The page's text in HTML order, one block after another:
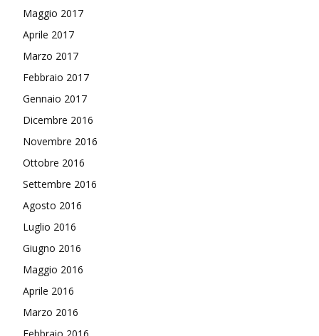
Maggio 2017
Aprile 2017
Marzo 2017
Febbraio 2017
Gennaio 2017
Dicembre 2016
Novembre 2016
Ottobre 2016
Settembre 2016
Agosto 2016
Luglio 2016
Giugno 2016
Maggio 2016
Aprile 2016
Marzo 2016